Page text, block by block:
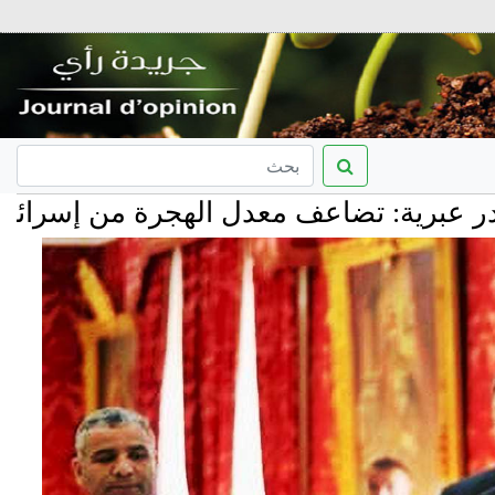
تضاعف معدل الهجرة من إسرائيل